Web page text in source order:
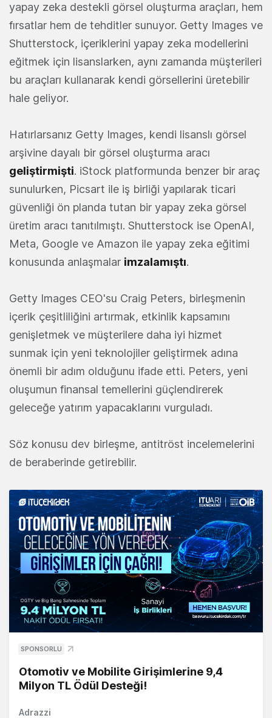
yapay zeka destekli görsel oluşturma araçları, hem
fırsatlar hem de tehditler sunuyor. Getty Images ve
Shutterstock, içeriklerini yapay zeka modellerini
eğitmek için lisanslarken, aynı zamanda müşterileri
bu araçları kullanarak kendi görsellerini üretebilir
hale geliyor.
Hatırlarsanız Getty Images, kendi lisanslı görsel
arşivine dayalı bir görsel oluşturma aracı
geliştirmişti. iStock platformunda benzer bir araç
sunulurken, Picsart ile iş birliği yapılarak ticari
güvenliği ön planda tutan bir yapay zeka görsel
üretim aracı tanıtılmıştı. Shutterstock ise OpenAI,
Meta, Google ve Amazon ile yapay zeka eğitimi
konusunda anlaşmalar imzalamıştı.
Getty Images CEO'su Craig Peters, birleşmenin
içerik çeşitliliğini artırmak, etkinlik kapsamını
genişletmek ve müşterilere daha iyi hizmet
sunmak için yeni teknolojiler geliştirmek adına
önemli bir adım olduğunu ifade etti. Peters, yeni
oluşumun finansal temellerini güçlendirerek
geleceğe yatırım yapacaklarını vurguladı.
Söz konusu dev birleşme, antitröst incelemelerini
de beraberinde getirebilir.
SPONSORLU
Otomotiv ve Mobilite Girişimlerine 9,4
Milyon TL Ödül Desteği!
Adrazzi